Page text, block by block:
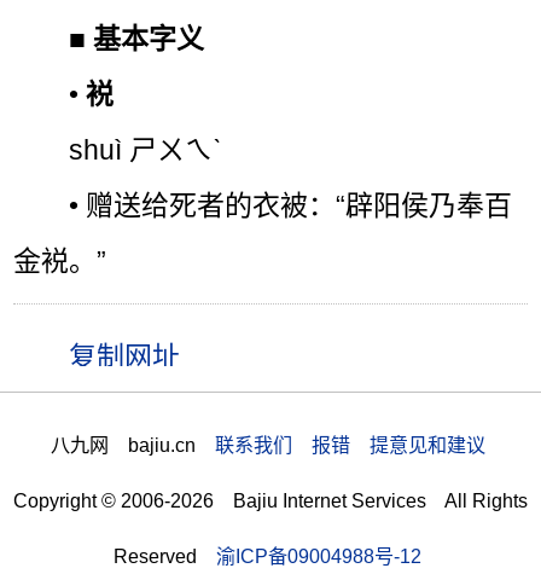
■基本字义
•裞
shuì ㄕㄨㄟˋ
• 赠送给死者的衣被：“辟阳侯乃奉百
金裞。”
八九网 bajiu.cn 联系我们 报错 提意见和建议
Copyright © 2006-2026 Bajiu Internet Services All Rights
Reserved 渝ICP备09004988号-12